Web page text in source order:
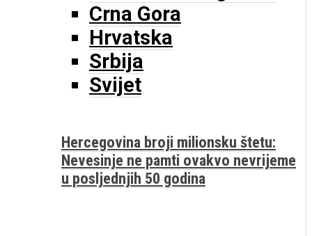
Crna Gora
Hrvatska
Srbija
Svijet
Hercegovina broji milionsku štetu:
Nevesinje ne pamti ovakvo nevrijeme
u posljednjih 50 godina